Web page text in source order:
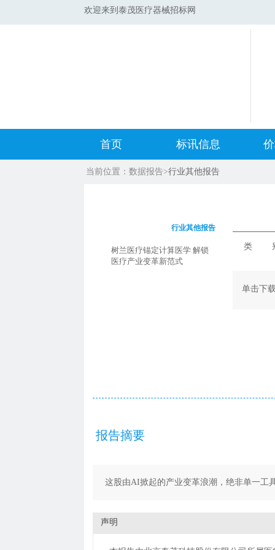
欢迎来到泰茂医疗器械招标网
首页 标讯信息
集采标讯动态
医院标讯动态 目
当前位置： 数据报告>行业其他报告
行业其他报告
树兰医疗锚定计算医学 解锁
医疗产业变革新范式
类
单击下
报告摘要
这股由AI掀起的产业变革浪潮，绝非单一工
声明